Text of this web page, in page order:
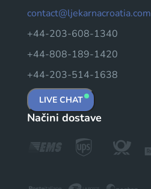
contact@ljekarnacroatia.com
+44-203-608-1340
+44-808-189-1420
+44-203-514-1638
LIVE CHAT
Načini dostave